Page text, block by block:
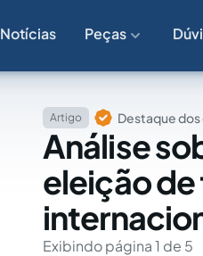
Notícias Peças
Artigo Destaque
Análise
eleição
Exibindo página 1 de 5